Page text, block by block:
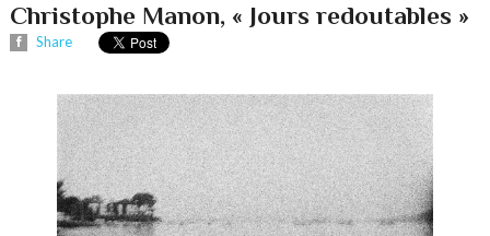
Christophe Manon, « Jours redoutables »
Share